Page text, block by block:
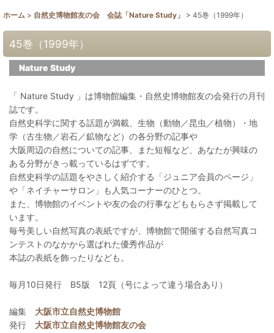
ホーム > 自然史博物館友の会 会誌「Nature Study」 > 45巻（1999年）
45巻（1999年）
Nature Study
「 Nature Study 」は博物館編集・自然史博物館友の会発行の月刊
誌です。
自然史科学に関する話題が満載、生物（動物／昆虫／植物）・地
学（古生物／岩石／鉱物など）の各分野の記事や
大阪周辺の自然についての記事、また短報など、あなたが興味の
ある分野がきっ載っているはずです。
自然史科学の話題をやさしく紹介する「ジュニア会員のページ」
や「ネイチャーサロン」も人気コーナーのひとつ。
また、博物館のイベントや友の会の行事などももらさず掲載して
います。
毎号美しい自然写真の表紙ですが、博物館で開催する自然写真コ
ンテストのなかから選ばれた優秀作品が
本誌の表紙を飾ったりなども。
毎月10日発行 B5版 12頁（号によって違う場合あり）
編集 大阪市立自然史博物館
発行 大阪市立自然史博物館友の会